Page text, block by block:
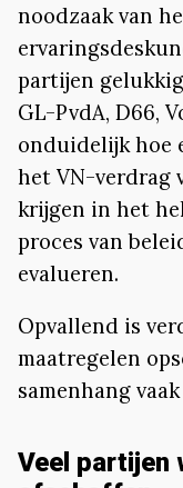
noodzaak van
partijen
GL-PvdA, D66,
onduidelijk hoe
het VN-verdrag
krijgen in het
proces van
evalueren.
Opvallend is
maatregelen
samenhang
Veel partijen